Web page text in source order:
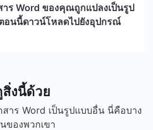
ร Word ของคุณถูกแปลงเป็นรูป
อนนี้ดาวน์โหลดไปยังอุปกรณ์
งนี้ด้วย
สาร Word เป็นรูปแบบอื่น นี่คือบาง
ของพวกเขา